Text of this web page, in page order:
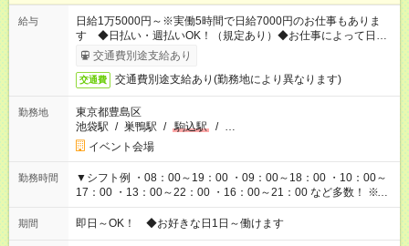
給与
日給1万5000円～※実働5時間で日給7000円のお仕事もありま
す ◆日払い・週払いOK！（規定あり）◆お仕事によって日給も
異なります
交通費別途支給あり
交通費 交通費別途支給あり(勤務地により異なります)
勤務地
東京都豊島区
池袋駅 / 巣鴨駅 / 駒込駅 / …
イベント会場
勤務時間
▼シフト例 ・08：00～19：00 ・09：00～18：00 ・10：00～
17：00 ・13：00～22：00 ・16：00～21：00 など多数！ ※お
仕事により勤務時間が異なります
期間 即日～OK！ ◆お好きな日1日～働けます